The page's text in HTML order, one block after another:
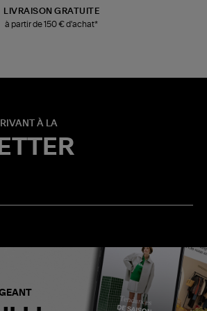
LIVRAISON GRATUITE
à partir de 150 € d'achat*
À LA